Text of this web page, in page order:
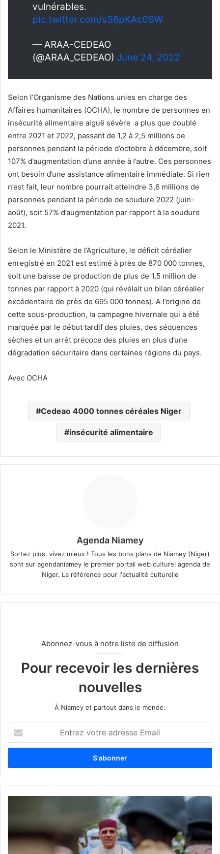
vulnérables.
pic.twitter.com/sS6pKAc0SW
— ARAA-CEDEAO
(@ARAA_CEDEAO) June 24, 2022
Selon l’Organisme des Nations unies en charge des
Affaires humanitaires (OCHA), le nombre de personnes en
insécurité alimentaire aiguë sévère a plus que doublé
entre 2021 et 2022, passant de 1,2 à 2,5 millions de
personnes pendant la période d’octobre à décembre, soit
107% d’augmentation d’une année à l’autre. Ces personnes
ont besoin d’une assistance alimentaire immédiate. Si rien
n’est fait, leur nombre pourrait atteindre 3,6 millions de
personnes pendant la période de soudure 2022 (juin-
août), soit 57% d’augmentation par rapport à la soudure
2021.
Selon le Ministère de l’Agriculture, le déficit céréalier
enregistré en 2021 est estimé à près de 870 000 tonnes,
soit une baisse de production de plus de 1,5 million de
tonnes par rapport à 2020 (qui révélait un bilan céréalier
excédentaire de près de 695 000 tonnes). A l’origine de
cette sous-production, la campagne hivernale qui a été
marquée par le début tardif des pluies, des séquences
sèches et un arrêt précoce des pluies en plus d’une
dégradation sécuritaire dans certaines régions du pays.
Avec OCHA
Cedeao 4000 tonnes céréales Niger
insécurité alimentaire
Agenda Niamey
Sortez plus, vivez mieux ! Tous les bons plans de Niamey (Niger)
sont sur agendaniamey le premier portail web culturel agenda de
Niger. La référence pour l'actualité culturelle
Abonnez-vous à notre liste de diffusion
Pour recevoir les dernières
nouvelles
À Niamey et partout dans le monde.
t
e
z
e
a